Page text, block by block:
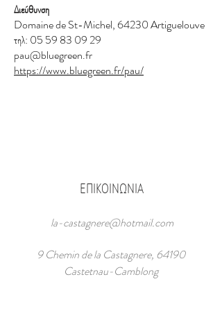
Διεύθυνση
Domaine de St-Michel, 64230 Artiguelouve
τηλ: 05 59 83 09 29
pau@bluegreen.fr
https://www.bluegreen.fr/pau/
ΕΠΙΚΟΙΝΩΝΙΑ
la-castagnere@hotmail.com
9 Chemin de la Castagnere, 64190
Castetnau-Camblong